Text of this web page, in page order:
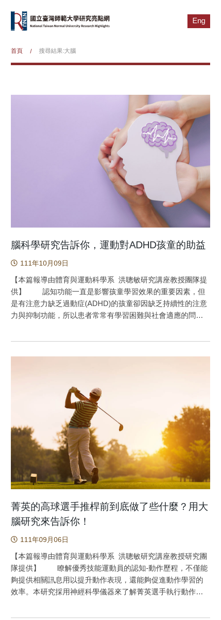
Eng
首頁 / 搜尋結果:大腦
腦科學研究告訴你，運動對ADHD孩童的助益
111年10月09日
【本篇報導由體育與運動科學系 洪聰敏研究講座教授團隊提
供】 認知功能一直是影響孩童學習效果的重要因素，但
是有注意力缺乏過動症(ADHD)的孩童卻因缺乏持續性的注意
力與抑制功能，所以患者常常有學習困難與社會適應的問
童，分別進行運動情境與控制情境，並觀察兩種情境後1小時
內的抑制功能、心跳變異率(Herat rate variability, HRV)與事
件關連電位(Event-related potentials, ERP)指標上的變化。本
研究結果說明了急性運動對ADHD孩童在抑制功能上的保留效
果可以維持至60分鐘，並且反映在抑制作業的成績表現與
ERP的指標上，除此之外，急性運動提升認知助益的維持效
果與急性運動引起的HF-HRV改變有關。 認知功能一直
是影響孩童學習效果的重要因素，但是有注意力缺乏過動症
的孩童(Attention deficit/hyperactivity disorder，簡稱ADHD)卻
難與社會適應的問題。在盛行率方面，DSM-IV指出ADHD的
盛行率為3%到7%。反觀國內臺灣ADHD孩童盛行率約為
7.5%-10%(Gau, Chong, Chen & Cheng, 2005)。換句話說，
以臺灣學校現況中，每一個班級裡就會有2~3位ADHD的孩
童。而過去一般人對於ADHD的迷思，多認為ADHD孩童到了
青少年時期時就會逐漸改善。但事實上，根據研究發現至少
有50~70%的ADHD患者持續其症狀至成人期(Lara et al.,
2009)，因此需要積極的去重視這個議題。 目前研究顯
菁英的高球選手推桿前到底做了些什麼？用大
腦研究來告訴你！
111年09月06日
【本篇報導由體育與運動科學系 洪聰敏研究講座教授研究團
隊提供】 瞭解優秀技能運動員的認知-動作歷程，不僅能
夠提供相關訊息用以提升動作表現，還能夠促進動作學習的
效率。本研究採用神經科學儀器來了解菁英選手執行動作表